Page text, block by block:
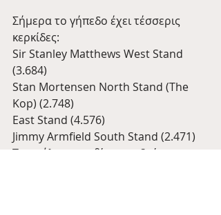
Σήμερα το γήπεδο έχει τέσσερις
κερκίδες:
Sir Stanley Matthews West Stand
(3.684)
Stan Mortensen North Stand (The
Kop) (2.748)
East Stand (4.576)
Jimmy Armfield South Stand (2.471)
Τα υπόλοιπα καθίσματα βρίσκονται